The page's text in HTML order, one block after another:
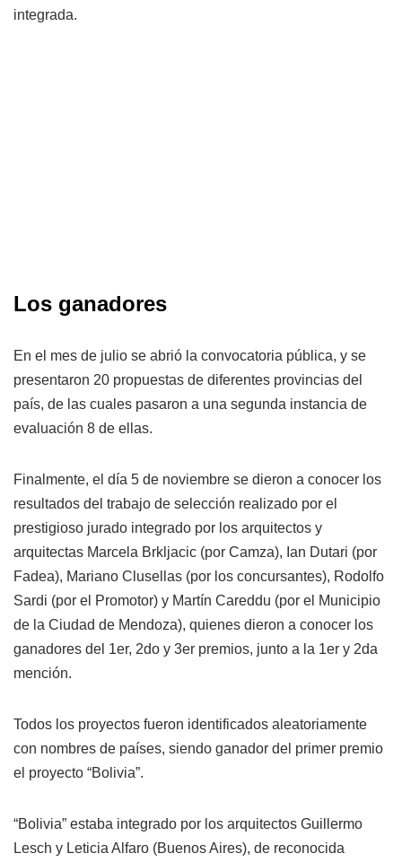
integrada.
Los ganadores
En el mes de julio se abrió la convocatoria pública, y se
presentaron 20 propuestas de diferentes provincias del
país, de las cuales pasaron a una segunda instancia de
evaluación 8 de ellas.
Finalmente, el día 5 de noviembre se dieron a conocer los
resultados del trabajo de selección realizado por el
prestigioso jurado integrado por los arquitectos y
arquitectas Marcela Brkljacic (por Camza), Ian Dutari (por
Fadea), Mariano Clusellas (por los concursantes), Rodolfo
Sardi (por el Promotor) y Martín Careddu (por el Municipio
de la Ciudad de Mendoza), quienes dieron a conocer los
ganadores del 1er, 2do y 3er premios, junto a la 1er y 2da
mención.
Todos los proyectos fueron identificados aleatoriamente
con nombres de países, siendo ganador del primer premio
el proyecto “Bolivia”.
“Bolivia” estaba integrado por los arquitectos Guillermo
Lesch y Leticia Alfaro (Buenos Aires), de reconocida